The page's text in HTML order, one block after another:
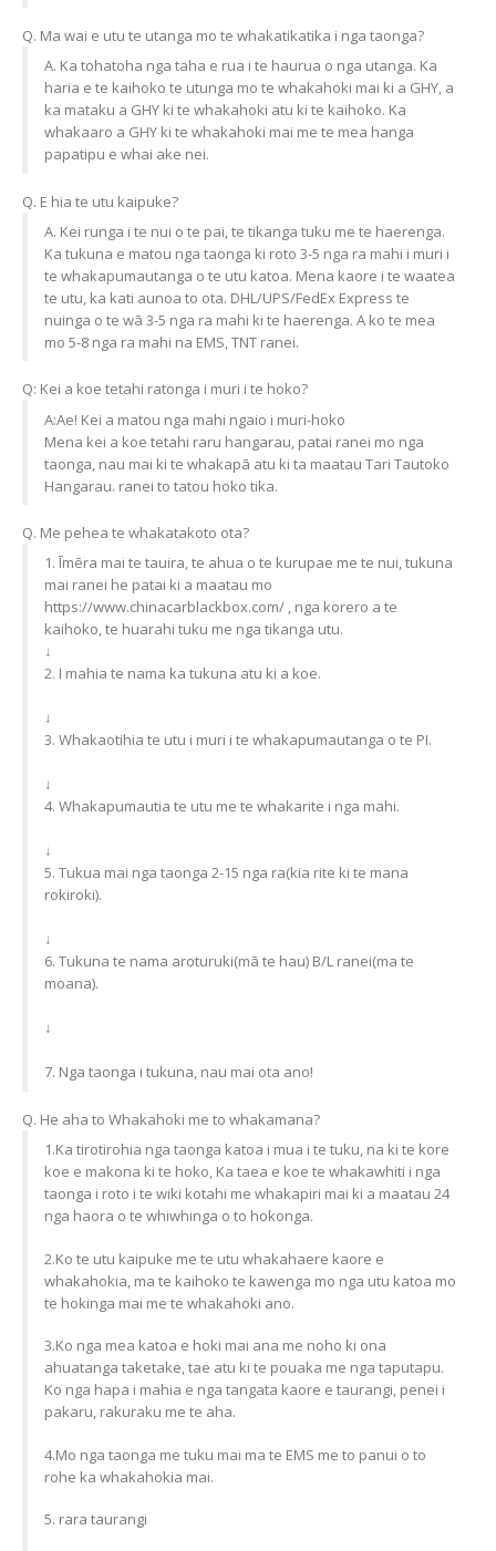
Q. Ma wai e utu te utanga mo te whakatikatika i nga taonga?
A. Ka tohatoha nga taha e rua i te haurua o nga utanga. Ka
haria e te kaihoko te utunga mo te whakahoki mai ki a GHY, a
ka mataku a GHY ki te whakahoki atu ki te kaihoko. Ka
whakaaro a GHY ki te whakahoki mai me te mea hanga
papatipu e whai ake nei.
Q. E hia te utu kaipuke?
A. Kei runga i te nui o te pai, te tikanga tuku me te haerenga.
Ka tukuna e matou nga taonga ki roto 3-5 nga ra mahi i muri i
te whakapumautanga o te utu katoa. Mena kaore i te waatea
te utu, ka kati aunoa to ota. DHL/UPS/FedEx Express te
nuinga o te wā 3-5 nga ra mahi ki te haerenga. A ko te mea
mo 5-8 nga ra mahi na EMS, TNT ranei.
Q: Kei a koe tetahi ratonga i muri i te hoko?
A:Ae! Kei a matou nga mahi ngaio i muri-hoko
Mena kei a koe tetahi raru hangarau, patai ranei mo nga
taonga, nau mai ki te whakapā atu ki ta maatau Tari Tautoko
Hangarau. ranei to tatou hoko tika.
Q. Me pehea te whakatakoto ota?
1. Īmēra mai te tauira, te ahua o te kurupae me te nui, tukuna
mai ranei he patai ki a maatau mo
https://www.chinacarblackbox.com/ , nga korero a te
kaihoko, te huarahi tuku me nga tikanga utu.
↓
2. I mahia te nama ka tukuna atu ki a koe.
↓
3. Whakaotihia te utu i muri i te whakapumautanga o te PI.
↓
4. Whakapumautia te utu me te whakarite i nga mahi.
↓
5. Tukua mai nga taonga 2-15 nga ra(kia rite ki te mana
rokiroki).
↓
6. Tukuna te nama aroturuki(mā te hau) B/L ranei(ma te
moana).
↓
7. Nga taonga i tukuna, nau mai ota ano!
Q. He aha to Whakahoki me to whakamana?
1.Ka tirotirohia nga taonga katoa i mua i te tuku, na ki te kore
koe e makona ki te hoko, Ka taea e koe te whakawhiti i nga
taonga i roto i te wiki kotahi me whakapiri mai ki a maatau 24
nga haora o te whiwhinga o to hokonga.
2.Ko te utu kaipuke me te utu whakahaere kaore e
whakahokia, ma te kaihoko te kawenga mo nga utu katoa mo
te hokinga mai me te whakahoki ano.
3.Ko nga mea katoa e hoki mai ana me noho ki ona
ahuatanga taketake, tae atu ki te pouaka me nga taputapu.
Ko nga hapa i mahia e nga tangata kaore e taurangi, penei i
pakaru, rakuraku me te aha.
4.Mo nga taonga me tuku mai ma te EMS me to panui o to
rohe ka whakahokia mai.
5. rara taurangi